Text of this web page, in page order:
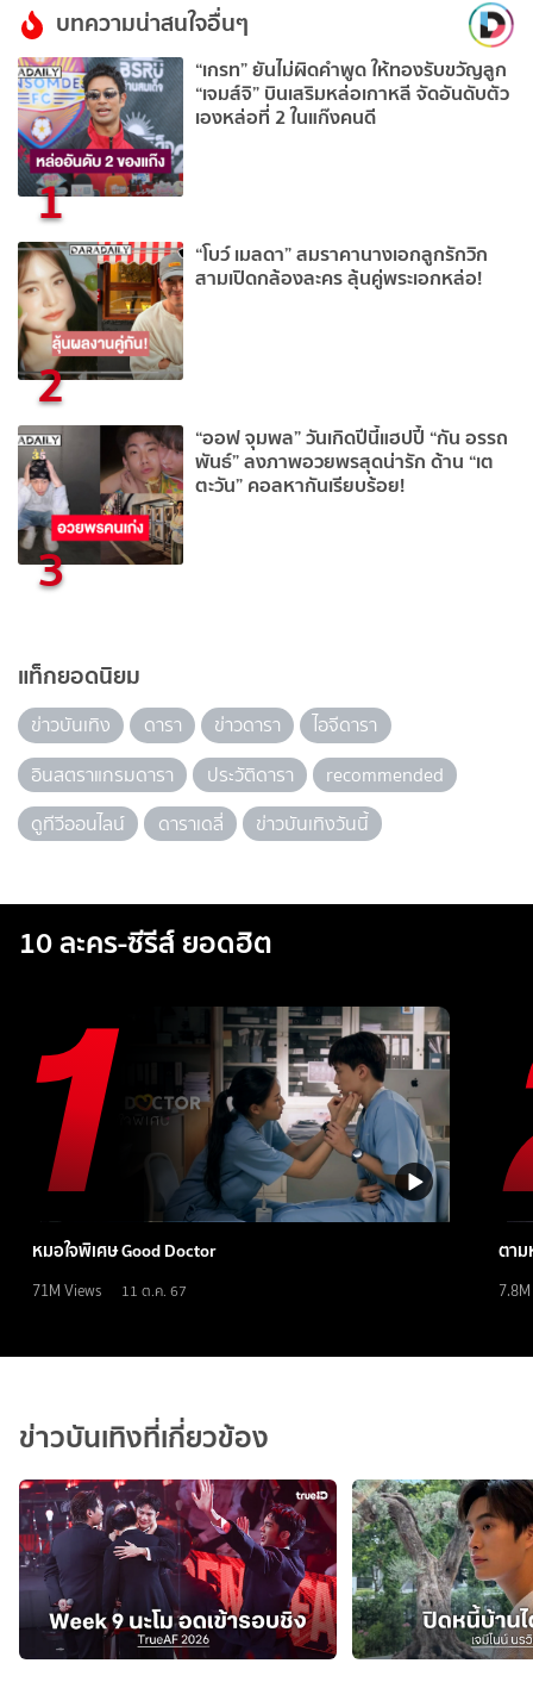
บทความน่าสนใจอื่นๆ
1
“เกรท” ยันไม่ผิดคำพูด ให้ทองรับขวัญลูก
“เจมส์จิ” บินเสริมหล่อเกาหลี จัดอันดับตัว
เองหล่อที่ 2 ในแก๊งคนดี
2
“โบว์ เมลดา” สมราคานางเอกลูกรักวิก
สามเปิดกล้องละคร ลุ้นคู่พระเอกหล่อ!
3
“ออฟ จุมพล” วันเกิดปีนี้แฮปปี้ “กัน อรรถ
พันธ์” ลงภาพอวยพรสุดน่ารัก ด้าน “เต
ตะวัน” คอลหากันเรียบร้อย!
แท็กยอดนิยม
ข่าวบันเทิง ดารา ข่าวดารา
ไอจีดารา
อินสตราแกรมดารา
ประวัติดารา
recommended
ดูทีวีออนไลน์
ดาราเดลี่ ข่าวบันเทิงวันนี้
10 ละคร-ซีรีส์ ยอดฮิต
หมอใจพิเศษ Good Doctor
71M Views 11 ต.ค. 67
ตาม
7.8M
ข่าวบันเทิงที่เกี่ยวข้อง